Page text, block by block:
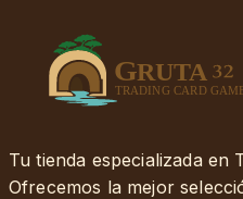
Tu tienda especializada en
Ofrecemos la mejor